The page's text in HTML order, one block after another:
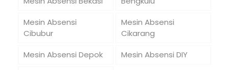
Mesin Absensi
Cibubur
Mesin Absensi
Cikarang
Mesin Absensi Depok
Mesin Absensi DIY